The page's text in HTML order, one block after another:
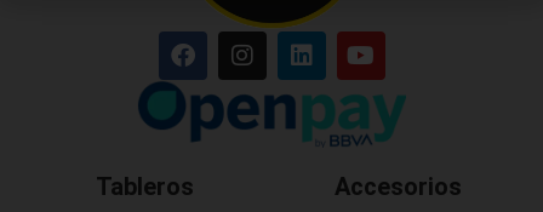
Tableros Accesorios